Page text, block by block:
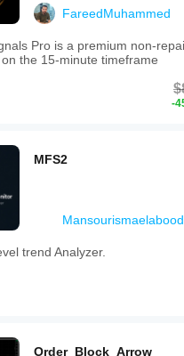
FareedMuhammed
Pro is a premium non-
the 15-minute timeframe
-
MFS2
Mansourismaelabood
trend Analyzer.
Order_Block_Arrow_